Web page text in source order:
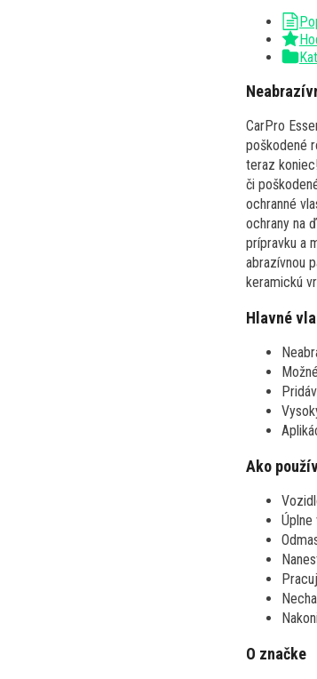
CarPro
poškodené
teraz
či
ochranné
ochrany na
prípravku a
abrazívnou
keramickú
Hlavné
Ako
Úplne
O značke